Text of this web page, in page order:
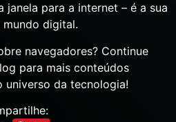
janela para a internet – é a sua
digital.
navegadores? Continue
para mais conteúdos
universo da tecnologia!